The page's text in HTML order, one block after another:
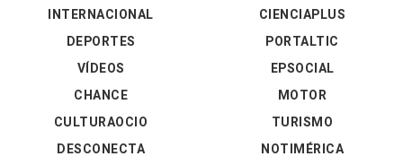
INTERNACIONAL
DEPORTES
VÍDEOS
CIENCIAPLUS
PORTALTIC
EPSOCIAL
CHANCE
CULTURAOCIO
DESCONECTA
MOTOR
TURISMO
NOTIMÉRICA